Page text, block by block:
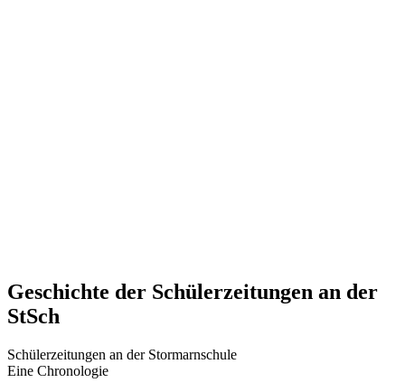
Geschichte der Schülerzeitungen an der
StSch
Schülerzeitungen an der Stormarnschule
Eine Chronologie